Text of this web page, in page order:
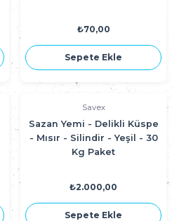
₺70,00
Sepete Ekle
Savex
Sazan Yemi - Delikli Küspe
- Mısır - Silindir - Yeşil - 30
Kg Paket
₺2.000,00
Sepete Ekle